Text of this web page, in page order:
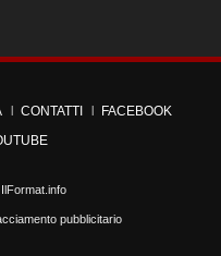
CONTATTI
FACEBOOK
IlFormat.info
pubblicitario